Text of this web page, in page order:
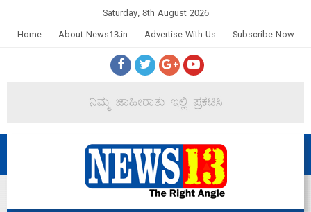
Saturday, 8th August 2026
Home
About News13.in Advertise With Us Subscribe Now